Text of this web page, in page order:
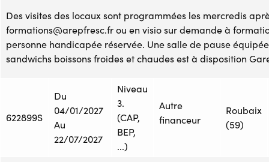
Des visites des locaux sont programmées les mercredis
formations@arepfresc.fr ou en visio sur demande à
personne handicapée réservée. Une salle de pause
sandwichs boissons froides et chaudes est à disposition
622899S
Du
04/01/2027
Au
22/07/2027
Niveau
3.
(CAP,
BEP,
...)
Autre
financeur
Roubaix
(59)